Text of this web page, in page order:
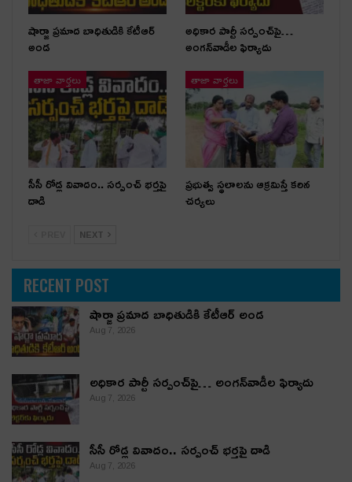
షార్జా ప్రమాద బాధితుడికి కేటీఆర్
అండ
అధికార పార్టీ స‌ర్పంచ్‌పై…
అంగ‌న్‌వాడీల ఫిర్యాదు
తాజా వార్తలు
సీసీ రోడ్ల వివాదం.. స‌ర్పంచ్ భ‌ర్త‌పై
దాడి
తాజా వార్తలు
ప్రభుత్వ స్థలాలను ఆక్రమిస్తే కఠిన
చర్యలు
NEXT
RECENT POST
షార్జా ప్రమాద బాధితుడికి కేటీఆర్ అండ
Aug 7, 2026
అధికార పార్టీ స‌ర్పంచ్‌పై… అంగ‌న్‌వాడీల ఫిర్యాదు
Aug 7, 2026
సీసీ రోడ్ల వివాదం.. స‌ర్పంచ్ భ‌ర్త‌పై దాడి
Aug 7, 2026